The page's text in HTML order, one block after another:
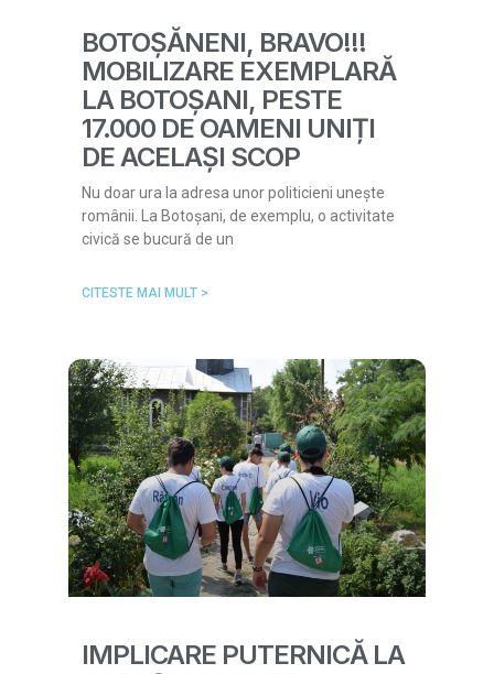
BOTOȘĂNENI, BRAVO!!!
MOBILIZARE EXEMPLARĂ
LA BOTOȘANI, PESTE
17.000 DE OAMENI UNIȚI
DE ACELAȘI SCOP
Nu doar ura la adresa unor politicieni unește
românii. La Botoșani, de exemplu, o activitate
civică se bucură de un
CITESTE MAI MULT >
IMPLICARE PUTERNICĂ LA